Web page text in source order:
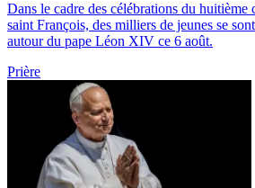
Dans le cadre des célébrations du huitième
saint François, des milliers de jeunes se
autour du pape Léon XIV ce 6 août.
Prière